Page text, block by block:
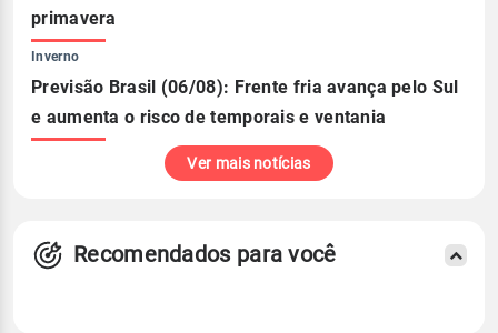
primavera
Inverno
Previsão Brasil (06/08): Frente fria avança pelo Sul
e aumenta o risco de temporais e ventania
Ver mais notícias
Recomendados para você